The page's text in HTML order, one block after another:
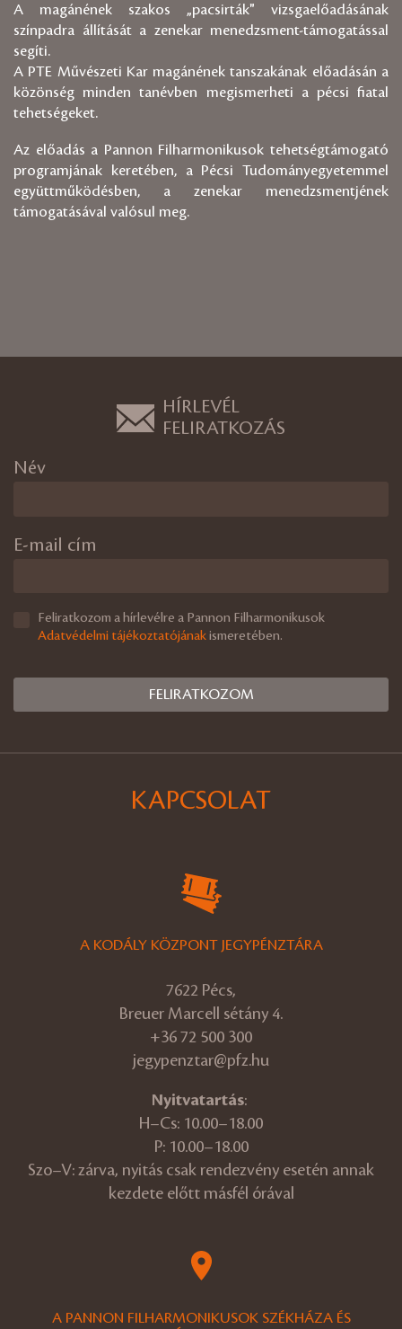
A magánének szakos „pacsirták" vizsgaelőadásának
színpadra állítását a zenekar menedzsment-támogatással
segíti.
A PTE Művészeti Kar magánének tanszakának előadásán a
közönség minden tanévben megismerheti a pécsi fiatal
tehetségeket.
Az előadás a Pannon Filharmonikusok tehetségtámogató
programjának keretében, a Pécsi Tudományegyetemmel
együttműködésben, a zenekar menedzsmentjének
támogatásával valósul meg.
HÍRLEVÉL
FELIRATKOZÁS
Név
E-mail cím
Feliratkozom a hírlevélre a Pannon Filharmonikusok
Adatvédelmi tájékoztatójánakismeretében.
KAPCSOLAT
A KODÁLY KÖZPONT JEGYPÉNZTÁRA
7622 Pécs,
Breuer Marcell sétány 4.
+36 72 500 300
jegypenztar@pfz.hu
Nyitvatartás:
H–Cs: 10.00–18.00
P: 10.00–18.00
Szo–V: zárva, nyitás csak rendezvény esetén annak
kezdete előtt másfél órával
A PANNON FILHARMONIKUSOK SZÉKHÁZA ÉS